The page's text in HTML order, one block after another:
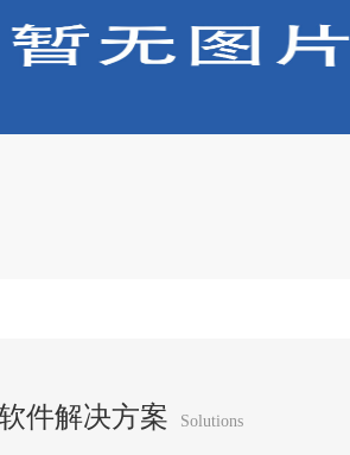
件解决方案 Solutions